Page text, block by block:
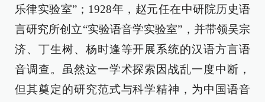
乐律实验室”；1928年，赵元任在中研院历史语
言研究所创立“实验语音学实验室”，并带领吴宗
济、丁生树、杨时逢等开展系统的汉语方言语
音调查。虽然这一学术探索因战乱一度中断，
但其奠定的研究范式与科学精神，为中国语音